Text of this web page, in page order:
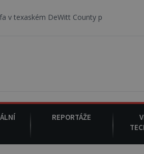
County pořizuje video, na kterém
REPORTÁŽE